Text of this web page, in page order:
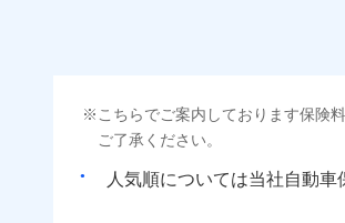
こちらでご案内しております保険
ご了承ください。
人気順については当社